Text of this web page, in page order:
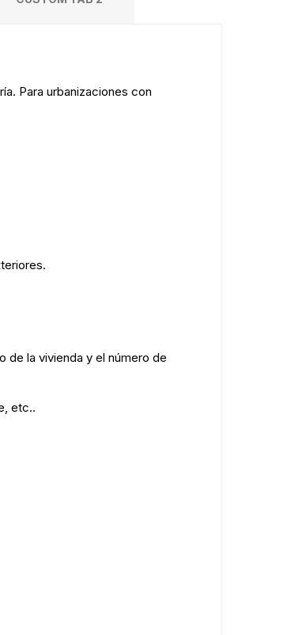
Para urbanizaciones con
de la vivienda y el número de
etc..